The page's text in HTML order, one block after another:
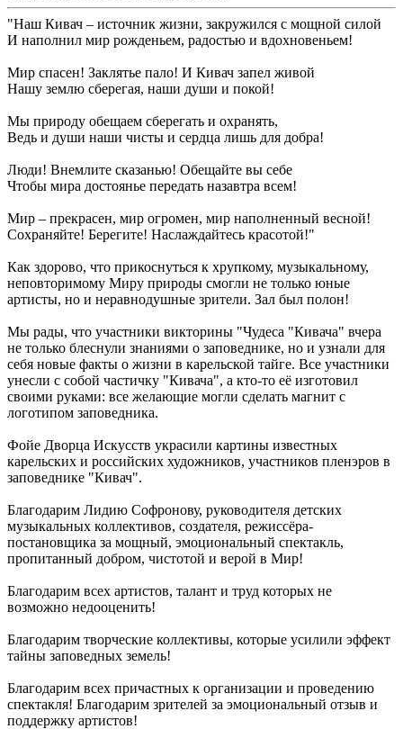
"Наш Кивач – источник жизни, закружился с мощной силой
И наполнил мир рожденьем, радостью и вдохновеньем!
Мир спасен! Заклятье пало! И Кивач запел живой
Нашу землю сберегая, наши души и покой!
Мы природу обещаем сберегать и охранять,
Ведь и души наши чисты и сердца лишь для добра!
Люди! Внемлите сказанью! Обещайте вы себе
Чтобы мира достоянье передать назавтра всем!
Мир – прекрасен, мир огромен, мир наполненный весной!
Сохраняйте! Берегите! Наслаждайтесь красотой!"
Как здорово, что прикоснуться к хрупкому, музыкальному,
неповторимому Миру природы смогли не только юные
артисты, но и неравнодушные зрители. Зал был полон!
Мы рады, что участники викторины "Чудеса "Кивача" вчера
не только блеснули знаниями о заповеднике, но и узнали для
себя новые факты о жизни в карельской тайге. Все участники
унесли с собой частичку "Кивача", а кто-то её изготовил
своими руками: все желающие могли сделать магнит с
логотипом заповедника.
Фойе Дворца Искусств украсили картины известных
карельских и российских художников, участников пленэров в
заповеднике "Кивач".
Благодарим Лидию Софронову, руководителя детских
музыкальных коллективов, создателя, режиссёра-
постановщика за мощный, эмоциональный спектакль,
пропитанный добром, чистотой и верой в Мир!
Благодарим всех артистов, талант и труд которых не
возможно недооценить!
Благодарим творческие коллективы, которые усилили эффект
тайны заповедных земель!
Благодарим всех причастных к организации и проведению
спектакля! Благодарим зрителей за эмоциональный отзыв и
поддержку артистов!